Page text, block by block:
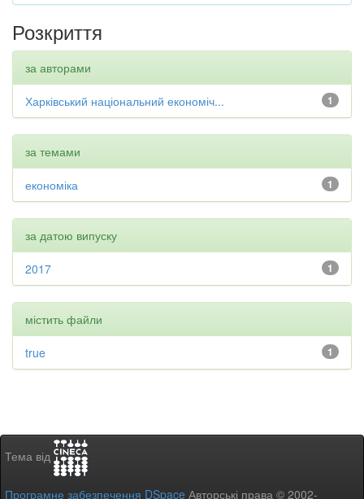
Розкриття
за авторами
1
Харківський національний економіч...
за темами
1
економіка
за датою випуску
1
2017
містить файли
1
true
Тема від
Програмне забезпечення DSpace Авторські права © 2002-